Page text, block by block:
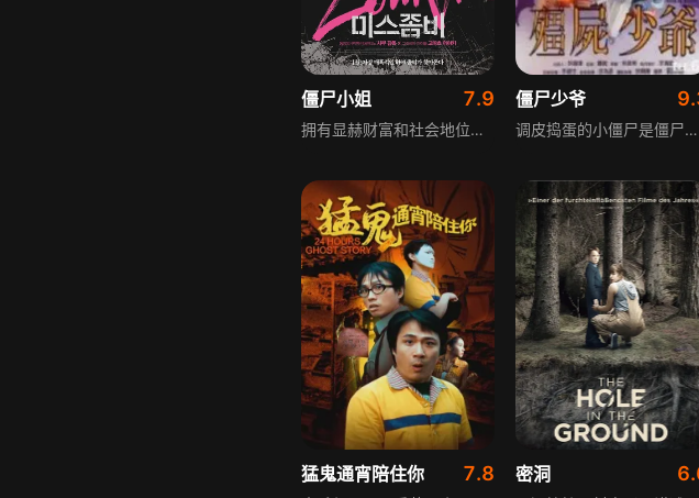
僵尸小姐 7.9
拥有显赫财富和社会地位的医生寺本，与妻子志津子、儿子健一享受着无忧无虑的生活。寺本收到前雇员寄来的包裹，打开后发现里面是女性僵尸沙罗，还有注意事项和自卫手枪。寺本暂时留下沙罗，志津子安排沙罗打扫院子，健一用拍立得给沙罗拍照，周围人用憎恶、恐惧、贪婪的目光注视沙罗，沙罗默默承受，生前记忆慢慢复苏，他们的平静生活开始悄然转变，最终完全失控。
僵尸少爷
调皮捣蛋的小僵尸是僵尸家族的宠儿，某夜突然失踪，家族成员四处寻找。小僵尸途中遇到青年阿贵，阿贵明知他非人类，仍打算将他送回家。有一位专门偷刚死尸体炼僵尸为非作歹的茅山道人，无意中得知阿贵身边有小僵尸，于是千方百计想要夺取小僵尸，引发一系列惊险又搞笑的故事。
猛鬼通宵陪住你 7.8 密洞